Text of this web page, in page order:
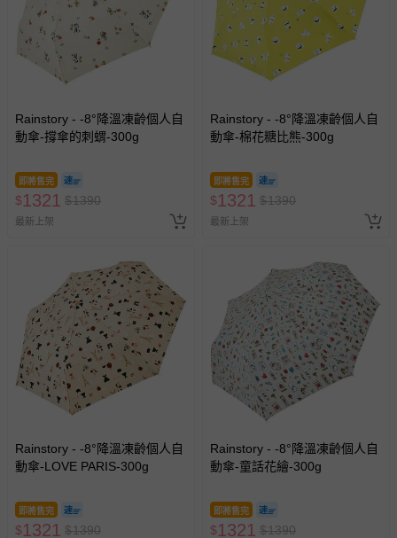
Rainstory - -8°降溫凍齡個人自
動傘-撐傘的刺蝟-300g
即將售完
$1321 $1390
最新上架
Rainstory - -8°降溫凍齡個人自
動傘-棉花糖比熊-300g
即將售完
$1321 $1390
最新上架
Rainstory - -8°降溫凍齡個人自
動傘-LOVE PARIS-300g
即將售完
$1321 $1390
Rainstory - -8°降溫凍齡個人自
動傘-童話花繪-300g
即將售完
$1321 $1390